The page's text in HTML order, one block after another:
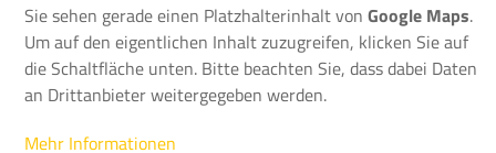
Sie sehen gerade einen Platzhalterinhalt vonGoogle Maps.
Um auf den eigentlichen Inhalt zuzugreifen, klicken Sie auf
die Schaltfläche unten. Bitte beachten Sie, dass dabei Daten
an Drittanbieter weitergegeben werden.
Mehr Informationen